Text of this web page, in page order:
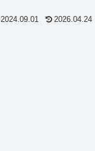
2024.09.01 2026.04.24